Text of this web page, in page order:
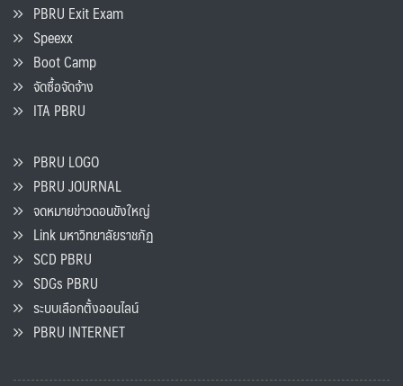
PBRU Exit Exam
Speexx
Boot Camp
จัดซื้อจัดจ้าง
ITA PBRU
PBRU LOGO
PBRU JOURNAL
จดหมายข่าวดอนขังใหญ่
Link มหาวิทยาลัยราชภัฏ
SCD PBRU
SDGs PBRU
ระบบเลือกตั้งออนไลน์
PBRU INTERNET